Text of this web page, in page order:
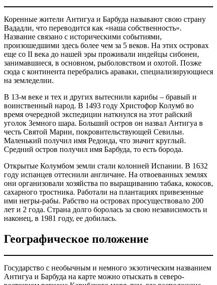
Коренные жители Антигуа и Барбуда называют свою страну
Вададли, что переводится как «наша собственность».
Название связано с историческими событиями,
произошедшими здесь более чем за 5 веков. На этих островах
еще со II века до нашей эры проживали индейцы сибонеи,
занимавшиеся, в основном, рыболовством и охотой. Позже
сюда с континента перебрались араваки, специализирующиеся
на земледелии.
В 13-м веке и тех и других вытеснили карибы – бравый и
воинственный народ. В 1493 году Христофор Колумб во
время очередной экспедиции наткнулся на этот райский
уголок Земного шара. Больший остров он назвал Антигуа в
честь Святой Марии, покровительствующей Севильи.
Маленький получил имя Редонда, что значит круглый.
Средний остров получил имя Барбуда, то есть борода.
Открытые Колумбом земли стали колонией Испании. В 1632
году испанцев оттеснили англичане. На отвоеванных землях
они организовали хозяйства по выращиванию табака, кокосов,
сахарного тростника. Работали на плантациях привезенные
ими негры-рабы. Рабство на островах просуществовало 200
лет и 2 года. Страна долго боролась за свою независимость и
наконец, в 1981 году, ее добилась.
Географическое положение
Государство с необычным и немного экзотическим названием
Антигуа и Барбуда на карте можно отыскать в северо-